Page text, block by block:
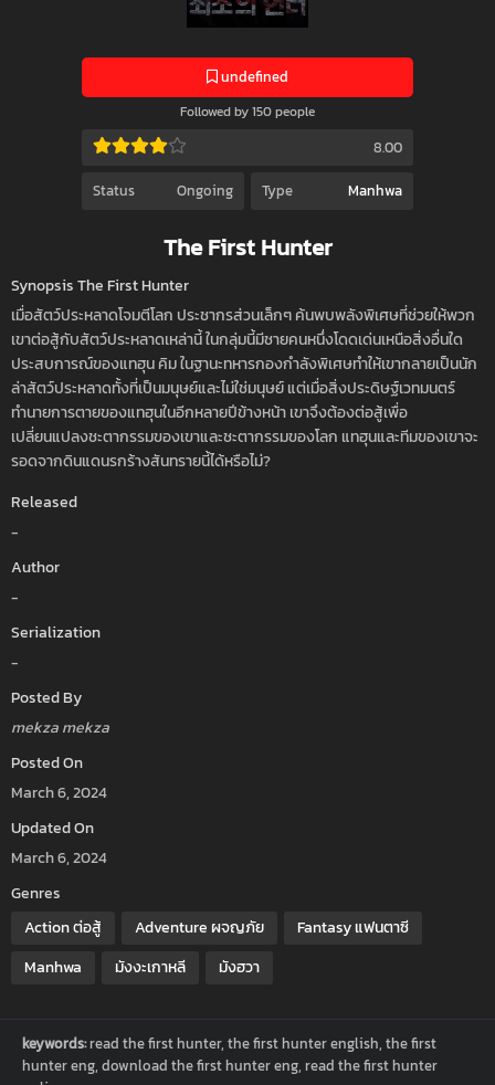
undefined
Followed by 150 people
8.00
Status Ongoing Type Manhwa
The First Hunter
Synopsis The First Hunter
เมื่อสัตว์ประหลาดโจมตีโลก ประชากรส่วนเล็กๆ ค้นพบพลังพิเศษที่ช่วยให้พวก
เขาต่อสู้กับสัตว์ประหลาดเหล่านี้ ในกลุ่มนี้มีชายคนหนึ่งโดดเด่นเหนือสิ่งอื่นใด
ประสบการณ์ของแทฮุน คิม ในฐานะทหารกองกำลังพิเศษทำให้เขากลายเป็นนัก
ล่าสัตว์ประหลาดทั้งที่เป็นมนุษย์และไม่ใช่มนุษย์ แต่เมื่อสิ่งประดิษฐ์เวทมนตร์
ทำนายการตายของแทฮุนในอีกหลายปีข้างหน้า เขาจึงต้องต่อสู้เพื่อ
เปลี่ยนแปลงชะตากรรมของเขาและชะตากรรมของโลก แทฮุนและทีมของเขาจะ
รอดจากดินแดนรกร้างสันทรายนี้ได้หรือไม่?
Released
-
Author
-
Serialization
-
Posted By
mekza mekza
Posted On
March 6, 2024
Updated On
March 6, 2024
Genres
Action ต่อสู้
Adventure ผจญภัย
Fantasy แฟนตาซี
Manhwa
มังงะเกาหลี มังฮวา
keywords:read the first hunter, the first hunter english, the first
hunter eng, download the first hunter eng, read the first hunter